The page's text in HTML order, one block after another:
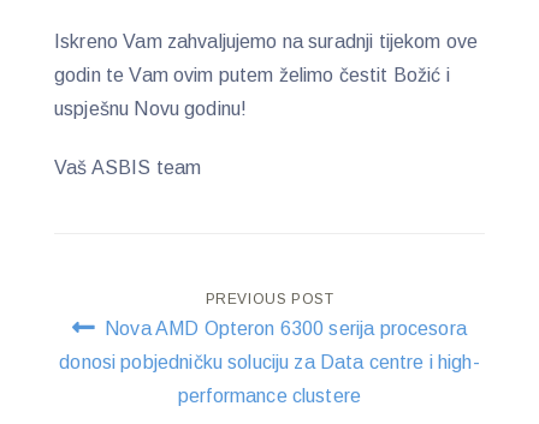
Iskreno Vam zahvaljujemo na suradnji tijekom ove
godin te Vam ovim putem želimo čestit Božić i
uspješnu Novu godinu!
Vaš ASBIS team
Post
navigation
PREVIOUS POST
Nova AMD Opteron 6300 serija procesora
donosi pobjedničku soluciju za Data centre i high-
performance clustere